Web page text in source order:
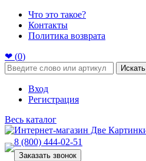
Что это такое?
Контакты
Политика возврата
❤ (0)
Искать
Вход
Регистрация
Весь каталог
8 (800) 444-02-51
Заказать звонок